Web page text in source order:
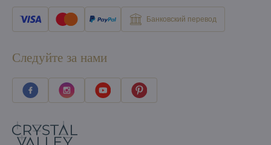
Банковский перевод
Следуйте за нами